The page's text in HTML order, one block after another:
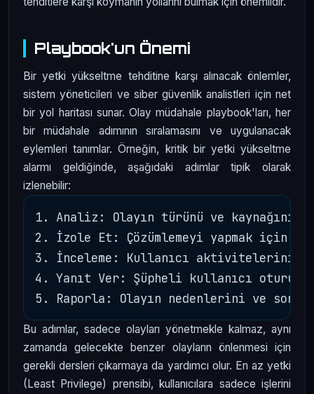
Playbook'un Önemi
Bir yetki yükseltme tehditine karşı alınacak önlemler,
sistem yöneticileri ve siber güvenlik analistleri için net
bir yol haritası sunar. Olay müdahale playbook'ları, her
bir müdahale adımının sıralamasını ve uygulanacak
eylemleri tanımlar. Örneğin, kritik bir yetki yükseltme
alarmı geldiğinde, aşağıdaki adımlar tipik olarak
izlenebilir:
1. Analiz: Olayın türünü ve kaynağını
2. İzole Et: Çözümlemeyi yapmak için
3. İnceleme: Kullanıcı aktivitelerini
4. Yanıt Ver: Şüpheli kullanıcı
Bu adımlar, sadece olayları yönetmekle kalmaz, aynı
zamanda gelecekte benzer olayların önlenmesi için
gerekli dersleri çıkarmaya da yardımcı olur. En az yetki
(Least Privilege) prensibi, kullanıcılara sadece işlerini